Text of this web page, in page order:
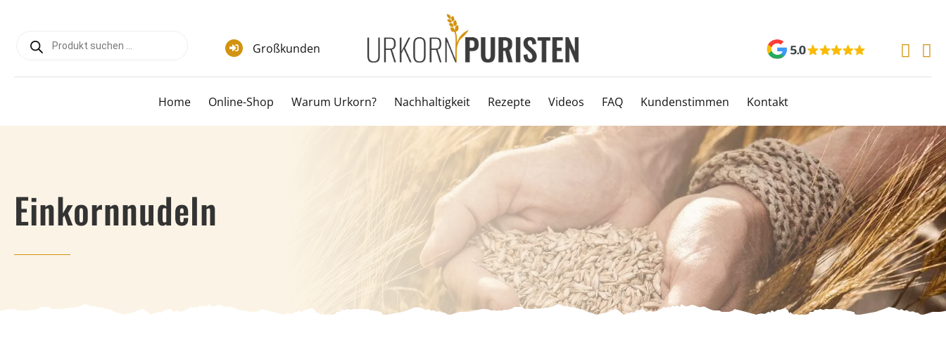
springen
search Großkunden
Home Online-Shop Warum Urkorn? Nachhaltigkeit Rezepte Videos FAQ Kundenstimmen Kontakt
Einkornnudeln